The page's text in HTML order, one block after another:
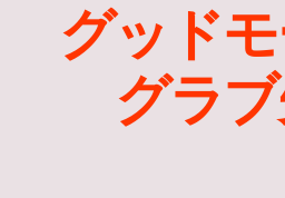
グッド
グラ